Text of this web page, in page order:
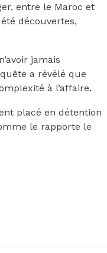
entre le Maroc et
découvertes,
jamais
a révélé que
à l’affaire.
placé en détention
le rapporte le